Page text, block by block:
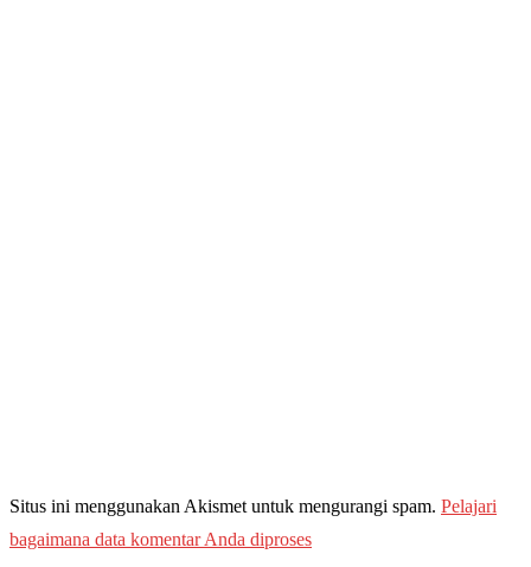
Situs ini menggunakan Akismet untuk mengurangi spam. Pelajari
bagaimana data komentar Anda diproses